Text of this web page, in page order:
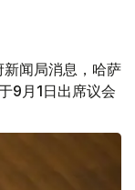
闻局消息，哈萨
9月1日出席议会